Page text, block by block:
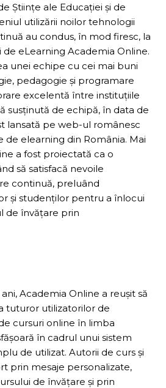
Ştiinţe ale Educaţiei şi de
utilizării noilor tehnologii
au condus, în mod firesc, la
de eLearning Academia Online.
unei echipe cu cei mai buni
pedagogie şi programare
excelentă între instituţiile
susţinută de echipă, în data de
lansată pe web-ul românesc
de elearning din România. Mai
a fost proiectată ca o
să satisfacă nevoile
continuă, preluând
şi studenţilor pentru a înlocui
de învăţare prin
Academia Online a reuşit să
tuturor utilizatorilor de
cursuri online în limba
în cadrul unui sistem
de utilizat. Autorii de curs şi
prin mesaje personalizate,
de învăţare şi prin